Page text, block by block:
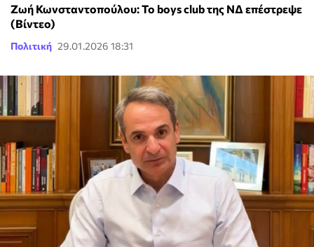
Ζωή Κωνσταντοπούλου: Το boys club της ΝΔ επέστρεψε
(Βίντεο)
Πολιτική 29.01.2026 18:31